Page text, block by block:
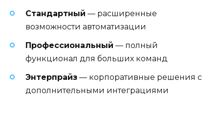
Стандартный — расширенные
возможности автоматизации
Профессиональный — полный
функционал для больших команд
Энтерпрайз — корпоративные решения с
дополнительными интеграциями